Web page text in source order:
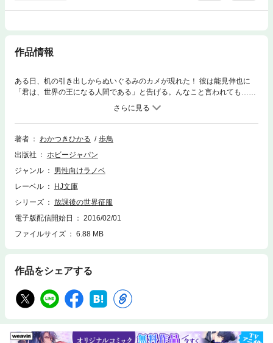
作品情報
ある日、机の引き出しからぬいぐるみのカメが現れた！ 彼は能見伸也に
「君は、世界の王になる人間である」と告げる。んなこと言われても……
と思いきや、カメの出す不思議グッズのおかげで、ずっと憧れていた梨梨
子や、生徒会長瑠璃と急に仲良く。世界征服も夢じゃない!?
著者 わかつきひかる
歩鳥
出版社
ホビージャパン
ジャンル
男性向けラノベ
レーベル
HJ文庫
シリーズ
放課後の世界征服
電子版配信開始日
2016/02/01
ファイルサイズ
6.88 MB
作品をシェアする